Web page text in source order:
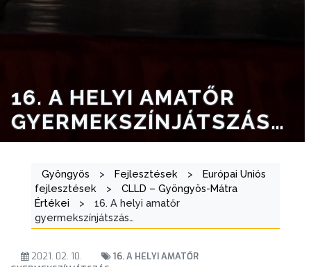
TESTÜLETI
ANYAGOK
GEOTERM-
GYÖNGYÖS
16. A HELYI AMATŐR
GYERMEKSZÍNJÁTSZÁS…
Gyöngyös > Fejlesztések >
Európai Uniós
fejlesztések
>
CLLD – Gyöngyös-Mátra
Értékei
>
16. A helyi amatőr
gyermekszínjátszás…
2021. 02. 10.
16. A HELYI AMATŐR